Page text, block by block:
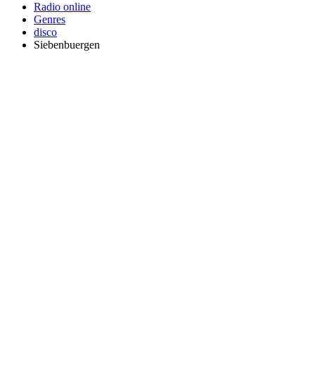
Radio online
Genres
disco
Siebenbuergen